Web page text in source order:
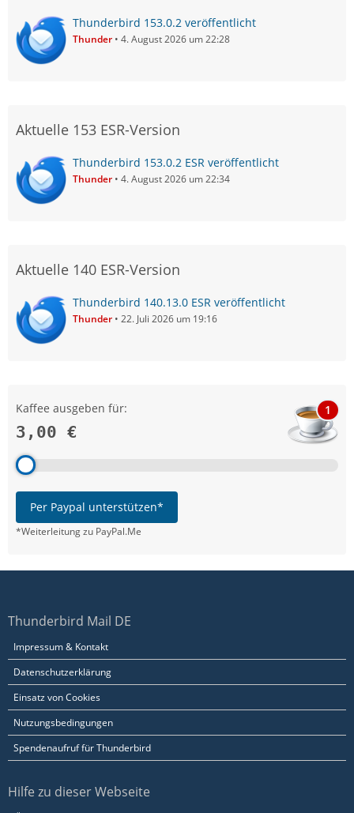
Thunderbird 153.0.2 veröffentlicht
Thunder 4. August 2026 um 22:28
Aktuelle 153 ESR-Version
Thunderbird 153.0.2 ESR veröffentlicht
Thunder 4. August 2026 um 22:34
Aktuelle 140 ESR-Version
Thunderbird 140.13.0 ESR veröffentlicht
Thunder 22. Juli 2026 um 19:16
Kaffee ausgeben für:
3,00 €
1
Per Paypal unterstützen*
*Weiterleitung zu PayPal.Me
Thunderbird Mail DE
Impressum & Kontakt
Datenschutzerklärung
Einsatz von Cookies
Nutzungsbedingungen
Spendenaufruf für Thunderbird
Hilfe zu dieser Webseite